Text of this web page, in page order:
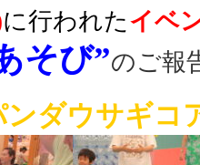
に行われたイベ
そび”のご報
ンダウサギコ